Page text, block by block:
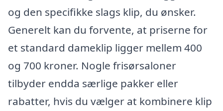
og den specifikke slags klip, du ønsker.
Generelt kan du forvente, at priserne for
et standard dameklip ligger mellem 400
og 700 kroner. Nogle frisørsaloner
tilbyder endda særlige pakker eller
rabatter, hvis du vælger at kombinere klip